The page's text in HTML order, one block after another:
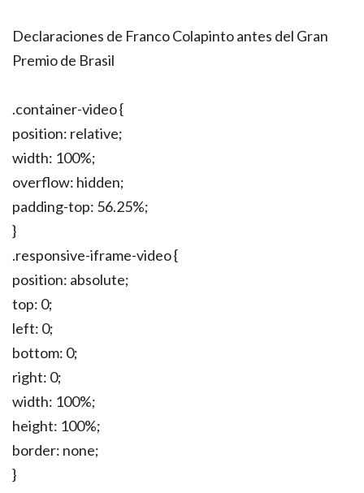
Declaraciones de Franco Colapinto antes del Gran
Premio de Brasil
.container-video {
position: relative;
width: 100%;
overflow: hidden;
padding-top: 56.25%;
}
.responsive-iframe-video {
position: absolute;
top: 0;
left: 0;
bottom: 0;
right: 0;
width: 100%;
height: 100%;
border: none;
}